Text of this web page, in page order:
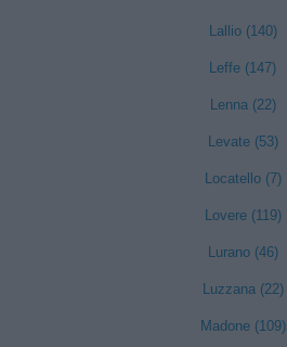
Lallio (140)
Leffe (147)
Lenna (22)
Levate (53)
Locatello (7)
Lovere (119)
Lurano (46)
Luzzana (22)
Madone (109)